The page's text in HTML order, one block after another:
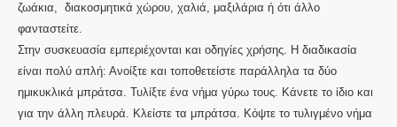
ζωάκια, διακοσμητικά χώρου, χαλιά, μαξιλάρια ή ότι άλλο
φανταστείτε.
Στην συσκευασία εμπεριέχονται και οδηγίες χρήσης. Η διαδικασία
είναι πολύ απλή: Ανοίξτε και τοποθετείστε παράλληλα τα δύο
ημικυκλικά μπράτσα. Τυλίξτε ένα νήμα γύρω τους. Κάνετε το ίδιο και
για την άλλη πλευρά. Κλείστε τα μπράτσα. Κόψτε το τυλιγμένο νήμα